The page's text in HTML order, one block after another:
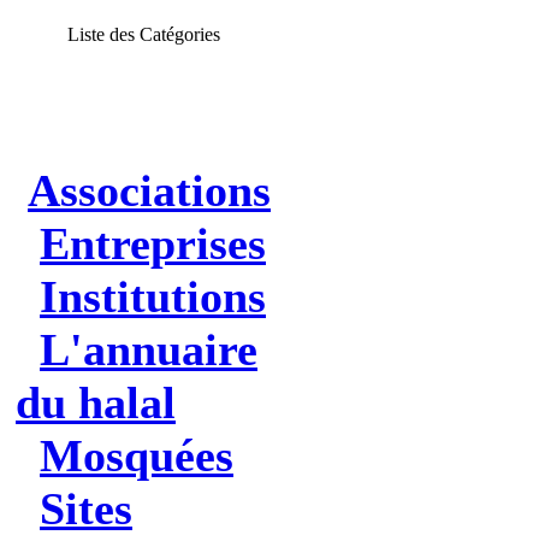
Liste des Catégories
Associations
Entreprises
Institutions
L'annuaire
du halal
Mosquées
Sites